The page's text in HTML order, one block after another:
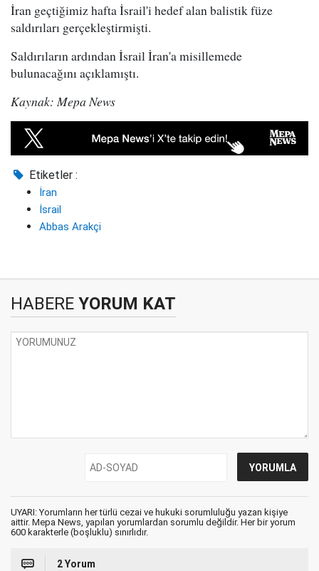
İran geçtiğimiz hafta İsrail'i hedef alan balistik füze
saldırıları gerçekleştirmişti.
Saldırıların ardından İsrail İran'a misillemede
bulunacağını açıklamıştı.
Kaynak: Mepa News
Etiketler :
İran
İsrail
Abbas Arakçi
HABERE YORUM KAT
UYARI: Yorumların her türlü cezai ve hukuki sorumluluğu yazan kişiye
aittir. Mepa News, yapılan yorumlardan sorumlu değildir. Her bir yorum
600 karakterle (boşluklu) sınırlıdır.
2 Yorum